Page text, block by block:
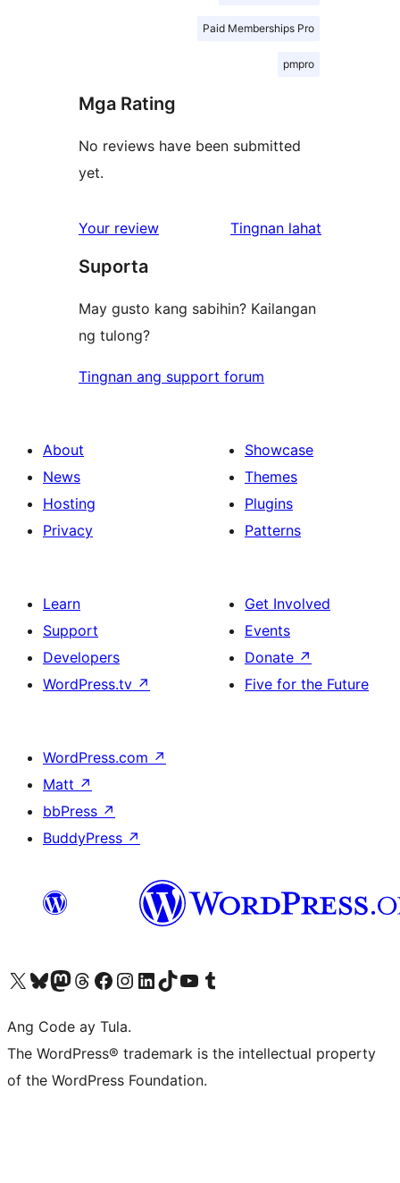
Paid Memberships Pro
pmpro
Mga Rating
No reviews have been submitted
yet.
Your review Tingnan lahat
Suporta
May gusto kang sabihin? Kailangan
ng tulong?
Tingnan ang support forum
About
News
Hosting
Privacy
Showcase
Themes
Plugins
Patterns
Learn
Support
Developers
WordPress.tv ↗
Get Involved
Events
Donate ↗
Five for the Future
WordPress.com ↗
Matt ↗
bbPress ↗
BuddyPress ↗
Visit our X (formerly Twitter) account
Bisitahin ang aming Bluesky account
Visit our Mastodon account
Bisitahin ang aming Threads account
Visit our Facebook page
Visit our Instagram account
Visit our LinkedIn account
Bisitahin ang aming TikTok account
Visit our YouTube channel
Bisitahin ang aming Tumblr account
Ang Code ay Tula.
The WordPress® trademark is the intellectual property
of the WordPress Foundation.